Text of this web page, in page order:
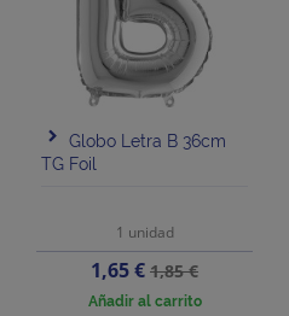
Globo Letra B 36cm
TG Foil
1 unidad
Precio
1,65 €Precio
base
1,85 €
Añadir al carrito